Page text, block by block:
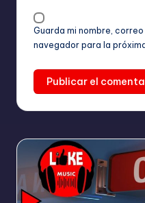
Guarda mi nombre,
navegador para la